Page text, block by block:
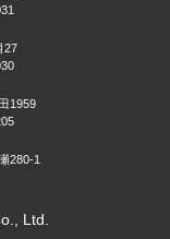
27
1959
280-1
Ltd.